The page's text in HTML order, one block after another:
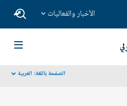
الأخبار والفعاليات
الصفحة باللغة:العربية dropdown